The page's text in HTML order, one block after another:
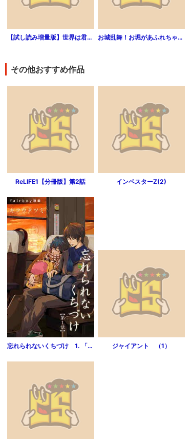
【試し読み増量版】世界は君で廻ってる お城乱舞！お堀があふれちゃう（1）
その他おすすめ作品
ReLIFE1【分冊版】第2話 インベスターZ(2)
忘れられないくちづけ 1. 「好きと一言、言えたなら。」 ジャイアント （1）